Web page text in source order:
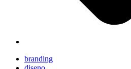
branding